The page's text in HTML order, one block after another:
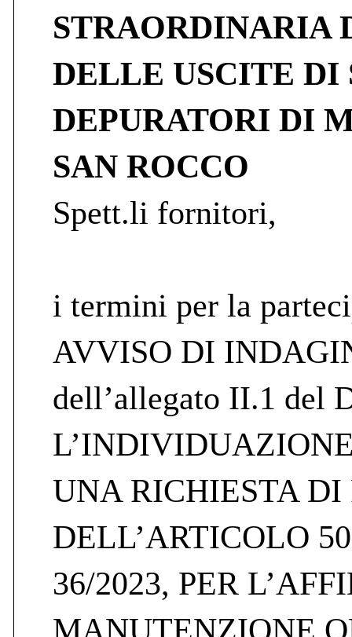
STRAORDINARIA
DELLE USCITE DI
DEPURATORI DI
SAN ROCCO
Spett.li fornitori,
i termini per la
AVVISO DI
dell’allegato II.1 del
UNA RICHIESTA
DELL’ARTICOLO
36/2023, PER
MANUTENZIONE